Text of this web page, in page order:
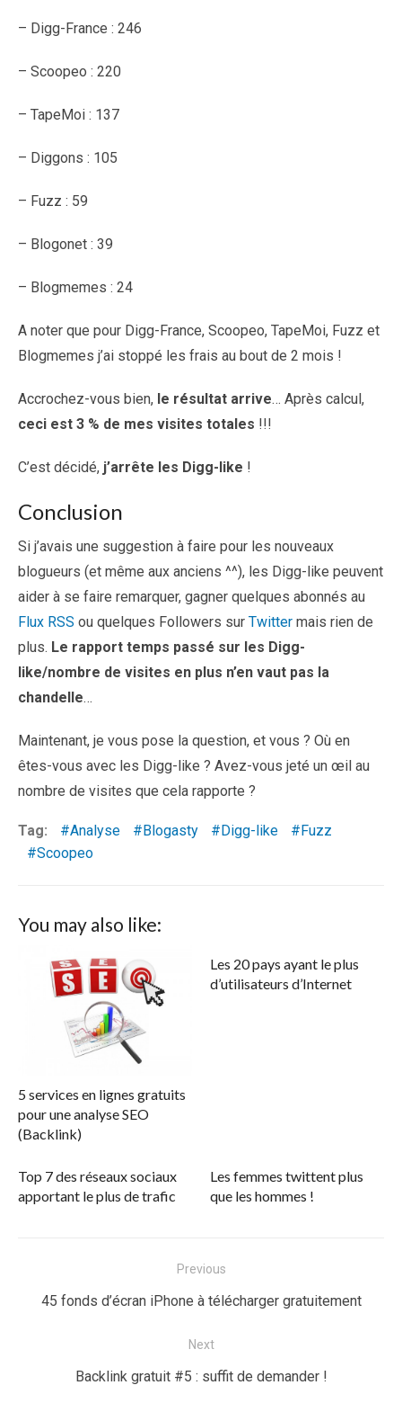
– Digg-France : 246
– Scoopeo : 220
– TapeMoi : 137
– Diggons : 105
– Fuzz : 59
– Blogonet : 39
– Blogmemes : 24
A noter que pour Digg-France, Scoopeo, TapeMoi, Fuzz et
Blogmemes j’ai stoppé les frais au bout de 2 mois !
Accrochez-vous bien, le résultat arrive… Après calcul,
ceci est 3 % de mes visites totales !!!
C’est décidé, j’arrête les Digg-like !
Conclusion
Si j’avais une suggestion à faire pour les nouveaux
blogueurs (et même aux anciens ^^), les Digg-like peuvent
aider à se faire remarquer, gagner quelques abonnés au
Flux RSS ou quelques Followers sur Twitter mais rien de
plus. Le rapport temps passé sur les Digg-
like/nombre de visites en plus n’en vaut pas la
chandelle…
Maintenant, je vous pose la question, et vous ? Où en
êtes-vous avec les Digg-like ? Avez-vous jeté un œil au
nombre de visites que cela rapporte ?
Tag: Analyse Blogasty Digg-like
Fuzz
Scoopeo
You may also like:
5 services en lignes gratuits
pour une analyse SEO
(Backlink)
Les 20 pays ayant le plus
d’utilisateurs d’Internet
Top 7 des réseaux sociaux
apportant le plus de trafic
Les femmes twittent plus
que les hommes !
Previous
Previous
45 fonds d’écran iPhone à télécharger gratuitement
Next
Next
Backlink gratuit #5 : suffit de demander !